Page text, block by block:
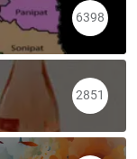
6398
2851